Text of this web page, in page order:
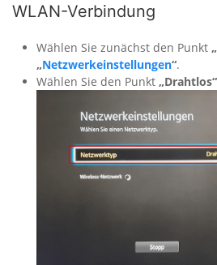
WLAN-Verbindung
Wählen Sie zunächst den Punkt
„Netzwerkeinstellungen“.
Wählen Sie den Punkt „Drahtlos“